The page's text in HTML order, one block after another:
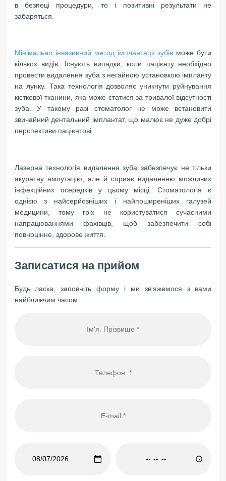
в безпеці процедури, то і позитивні результати не
забаряться.
Мінімально інвазивний метод імплантації зубів може бути
кількох видів. Існують випадки, коли пацієнту необхідно
провести видалення зуба з негайною установкою імпланту
на лунку. Така технологія дозволяє уникнути руйнування
кісткової тканини, яка може статися за тривалої відсутності
зуба. У такому разі стоматолог не може встановити
звичайний дентальний імплантат, що малює не дуже добрі
перспективи пацієнтові.
Лазерна технологія видалення зуба забезпечує не тільки
акуратну ампутацію, але й сприяє видаленню можливих
інфекційних осередків у цьому місці. Стоматологія є
однією з найсерйозніших і найпоширеніших галузей
медицини, тому гріх не користуватися сучасними
напрацюваннями фахівців, щоб забезпечити собі
повноцінне, здорове життя.
Записатися на прийом
Будь ласка, заповніть форму і ми зв'яжемося з вами
найближчим часом